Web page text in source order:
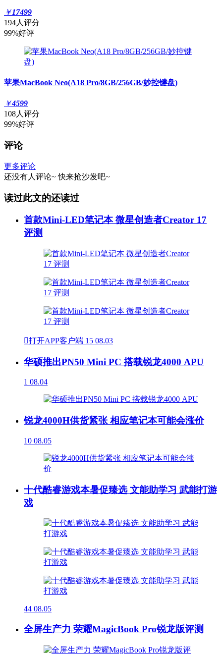
￥17499
194人评分
99%好评
苹果MacBook Neo(A18 Pro/8GB/256GB/妙控键盘)
￥4599
108人评分
99%好评
评论
更多评论
还没有人评论~ 快来抢沙发吧~
读过此文的还读过
首款Mini-LED笔记本 微星创造者Creator 17
评测
打开APP客户端 15 08.03
华硕推出PN50 Mini PC 搭载锐龙4000 APU
1 08.04
锐龙4000H供货紧张 相应笔记本可能会涨价
10 08.05
十代酷睿游戏本暑促臻选 文能助学习 武能打游
戏
44 08.05
全屏生产力 荣耀MagicBook Pro锐龙版评测